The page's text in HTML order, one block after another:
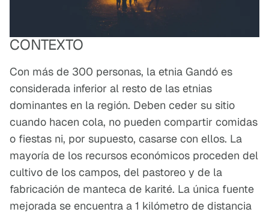
CONTEXTO
Con más de 300 personas, la etnia Gandó es
considerada inferior al resto de las etnias
dominantes en la región. Deben ceder su sitio
cuando hacen cola, no pueden compartir comidas
o fiestas ni, por supuesto, casarse con ellos. La
mayoría de los recursos económicos proceden del
cultivo de los campos, del pastoreo y de la
fabricación de manteca de karité. La única fuente
mejorada se encuentra a 1 kilómetro de distancia